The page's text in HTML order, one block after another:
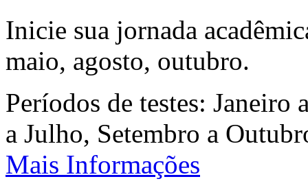
Inicie sua jornada
maio, agosto, outubro.
Períodos de testes:
a Julho, Setembro a
Mais Informações